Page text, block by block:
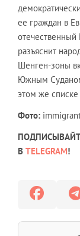
ее граждан в
разъяснит
Шенген-зоны
Южным
этом же списке
Фото:
В TELEGRAM!